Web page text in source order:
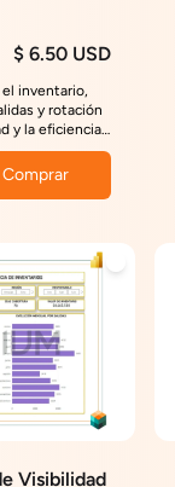
$ 6.50 USD
inventario,
y rotación
y la eficiencia
Comprar
Visibilidad